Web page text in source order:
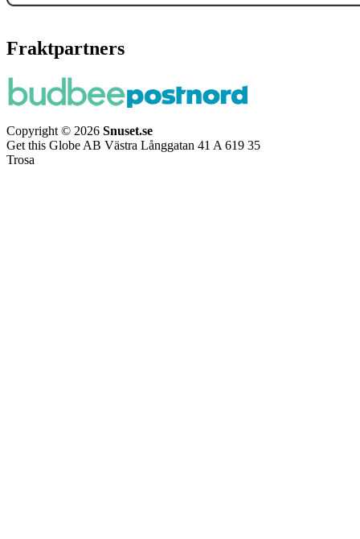
Fraktpartners
Copyright © 2026 Snuset.se
Get this Globe AB Västra Långgatan 41 A 619 35
Trosa